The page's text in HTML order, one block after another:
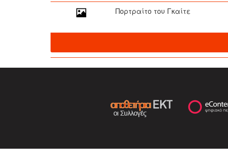
Πορτραίτο του Γκαίτε